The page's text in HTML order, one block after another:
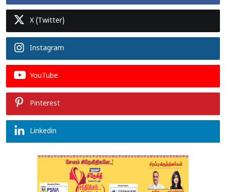
X (Twitter)
Instagram
YouTube
Pinterest
Linkedin